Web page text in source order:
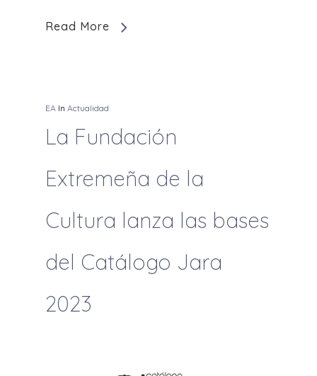
Read More
EA In Actualidad
La Fundación
Extremeña de la
Cultura lanza las bases
del Catálogo Jara
2023